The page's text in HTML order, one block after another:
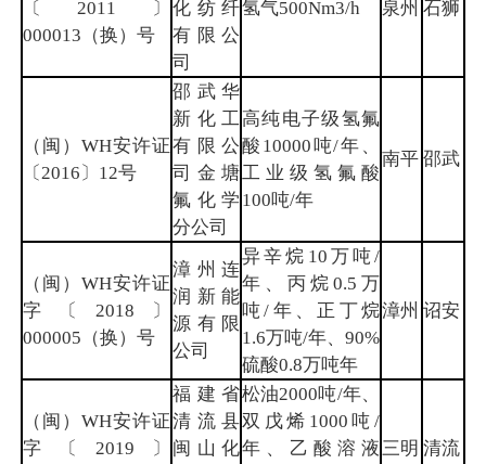
〔2011〕
000013（换）号
化纺纤
有限公
司
氢气500Nm3/h 泉州 石狮
（闽）WH安许证
〔2016〕12号
邵武华
新化工
有限公
司金塘
氟化学
分公司
高纯电子级氢氟
酸10000吨/年、
工业级氢氟酸
100吨/年
南平 邵武
（闽）WH安许证
字〔2018〕
000005（换）号
漳州连
润新能
源有限
公司
异辛烷10万吨/
年、丙烷0.5万
吨/年、正丁烷
1.6万吨/年、90%
硫酸0.8万吨年
漳州 诏安
（闽）WH安许证
字〔2019〕
福建省
清流县
闽山化
松油2000吨/年、
双戊烯1000吨/
年、乙酸溶液三明 清流